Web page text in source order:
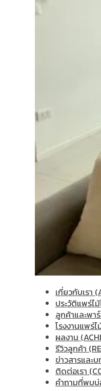
เกี่ยวกับเรา
ประวัติแพร่ไ
ลูกค้าและพา
โรงงานแพร่ไ
ผลงาน
รีวิวลูกค้า
ข่าวสารและ
ติดต่อเรา
คำถามที่พบบ่